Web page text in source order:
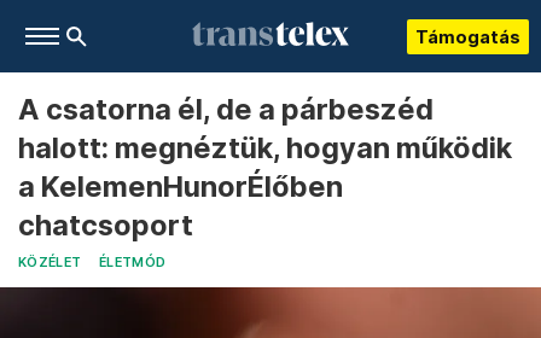
Támogatás
A csatorna él, de a párbeszéd
halott: megnéztük, hogyan működik
a KelemenHunorÉlőben
chatcsoport
KÖZÉLET ÉLETMÓD